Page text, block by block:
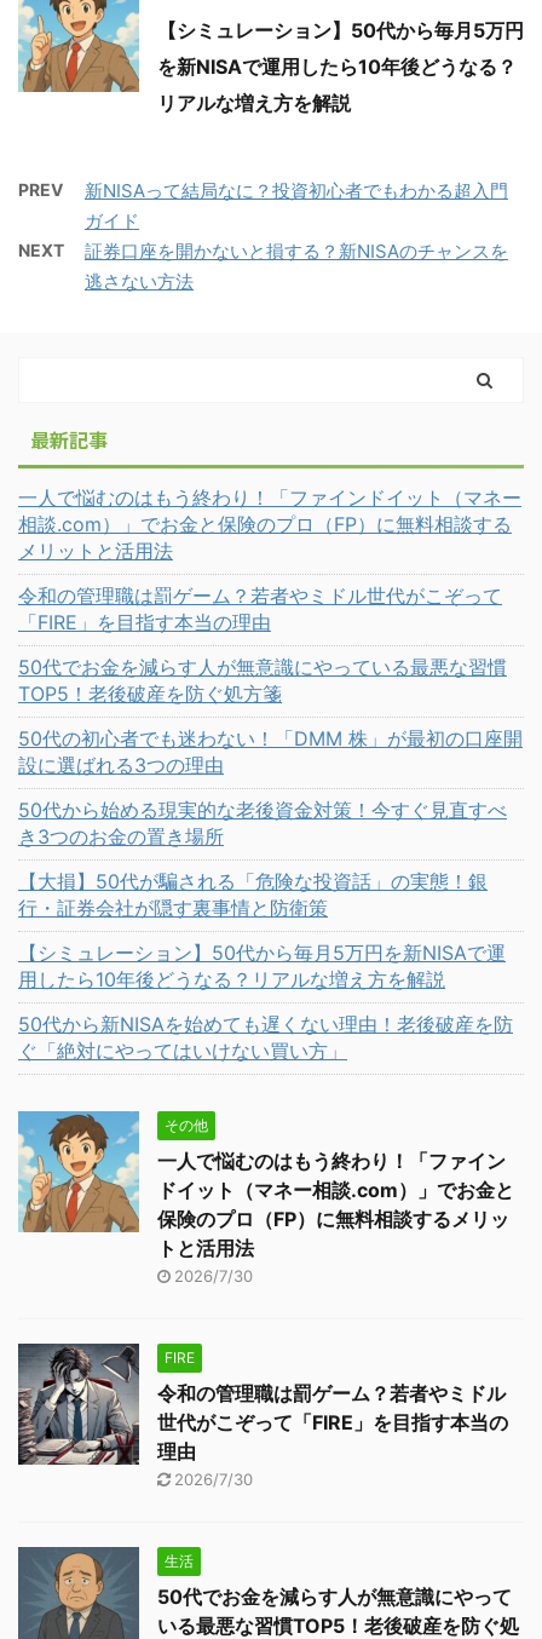
【シミュレーション】50代から毎月5万円
を新NISAで運用したら10年後どうなる？
リアルな増え方を解説
PREV
新NISAって結局なに？投資初心者でもわかる超入門
ガイド
NEXT
証券口座を開かないと損する？新NISAのチャンスを
逃さない方法
最新記事
一人で悩むのはもう終わり！「ファインドイット（マネー
相談.com）」でお金と保険のプロ（FP）に無料相談する
メリットと活用法
令和の管理職は罰ゲーム？若者やミドル世代がこぞって
「FIRE」を目指す本当の理由
50代でお金を減らす人が無意識にやっている最悪な習慣
TOP5！老後破産を防ぐ処方箋
50代の初心者でも迷わない！「DMM 株」が最初の口座開
設に選ばれる3つの理由
50代から始める現実的な老後資金対策！今すぐ見直すべ
き3つのお金の置き場所
【大損】50代が騙される「危険な投資話」の実態！銀
行・証券会社が隠す裏事情と防衛策
【シミュレーション】50代から毎月5万円を新NISAで運
用したら10年後どうなる？リアルな増え方を解説
50代から新NISAを始めても遅くない理由！老後破産を防
ぐ「絶対にやってはいけない買い方」
その他
一人で悩むのはもう終わり！「ファイン
ドイット（マネー相談.com）」でお金と
保険のプロ（FP）に無料相談するメリッ
トと活用法
2026/7/30
FIRE
令和の管理職は罰ゲーム？若者やミドル
世代がこぞって「FIRE」を目指す本当の
理由
2026/7/30
生活
50代でお金を減らす人が無意識にやって
いる最悪な習慣TOP5！老後破産を防ぐ処